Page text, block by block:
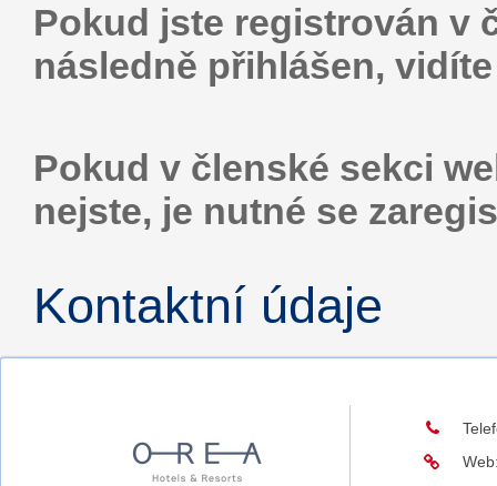
Pokud jste registrován v
následně přihlášen,
Pokud v členské sekci
nejste, je nutné se
Kontaktní údaje